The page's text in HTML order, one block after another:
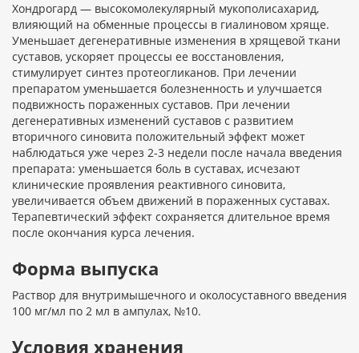
Хондрогард — высокомолекулярный мукополисахарид,
влияющий на обменные процессы в гиалиновом хряще.
Уменьшает дегенеративные изменения в хрящевой ткани
суставов, ускоряет процессы ее восстановления,
стимулирует синтез протеогликанов. При лечении
препаратом уменьшается болезненность и улучшается
подвижность пораженных суставов. При лечении
дегенеративных изменений суставов с развитием
вторичного синовита положительный эффект может
наблюдаться уже через 2-3 недели после начала введения
препарата: уменьшается боль в суставах, исчезают
клинические проявления реактивного синовита,
увеличивается объем движений в пораженных суставах.
Терапевтический эффект сохраняется длительное время
после окончания курса лечения.
Форма выпуска
Раствор для внутримышечного и околосуставного введения
100 мг/мл по 2 мл в ампулах, №10.
Условия хранения